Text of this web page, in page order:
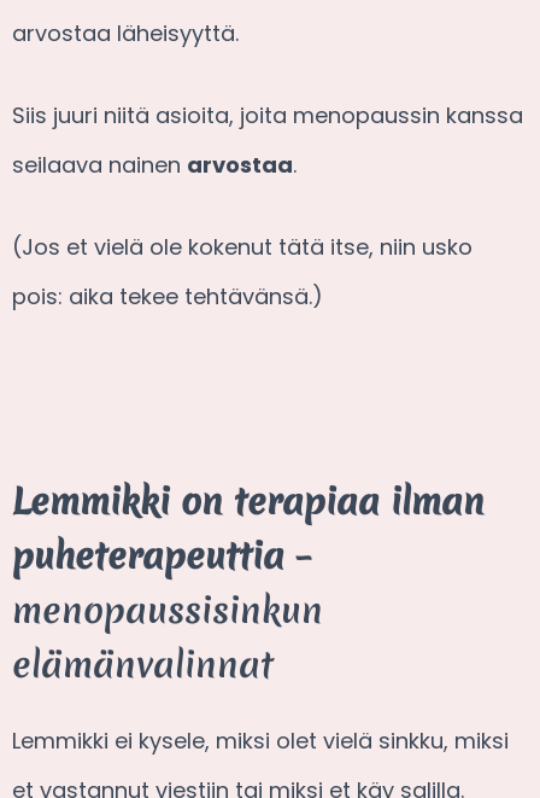
arvostaa läheisyyttä.
Siis juuri niitä asioita, joita menopaussin kanssa
seilaava nainen arvostaa.
(Jos et vielä ole kokenut tätä itse, niin usko
pois: aika tekee tehtävänsä.)
Lemmikki on terapiaa ilman
puheterapeuttia –
menopaussisinkun
elämänvalinnat
Lemmikki ei kysele, miksi olet vielä sinkku, miksi
et vastannut viestiin tai miksi et käy salilla.